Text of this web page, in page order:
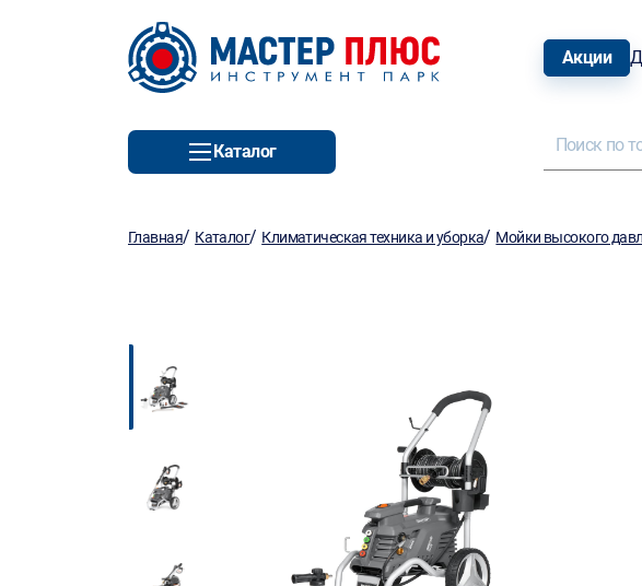
Акции
Каталог
Главная/ Каталог/ Климатическая техника и уборка/ Мойки высокого